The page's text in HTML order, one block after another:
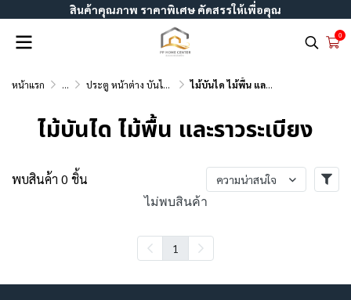
สินค้าคุณภาพ ราคาพิเศษ คัดสรรให้เพื่อคุณ
0
หน้าแรก ... ประตู หน้าต่าง บันได รั้ว วัสดุตกแต่ง ไม้บันได ไม้พื้น และราวระเบียง
ไม้บันได ไม้พื้น และราวระเบียง
พบสินค้า 0 ชิ้น ความน่าสนใจ
ไม่พบสินค้า
1